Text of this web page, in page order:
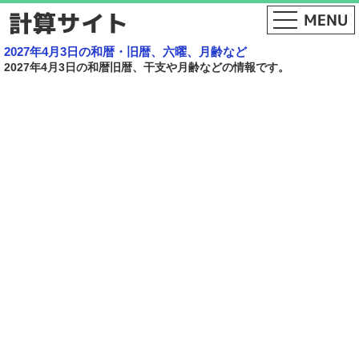
2027年4月3日の和暦・旧暦、六曜、月齢など
2027年4月3日の和暦旧暦、干支や月齢などの情報です。